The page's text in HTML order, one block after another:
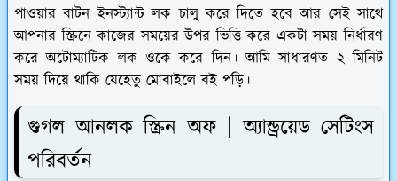
পাওয়ার বাটন ইনস্ট্যান্ট লক চালু করে দিতে হবে আর সেই সাথে
আপনার স্ক্রিনে কাজের সময়ের উপর ভিত্তি করে একটা সময় নির্ধারণ
করে অটোম্যাটিক লক ওকে করে দিন। আমি সাধারণত ২ মিনিট
সময় দিয়ে থাকি যেহেতু মোবাইলে বই পড়ি।
গুগল আনলক স্ক্রিন অফ | অ্যান্ড্রয়েড সেটিংস
পরিবর্তন